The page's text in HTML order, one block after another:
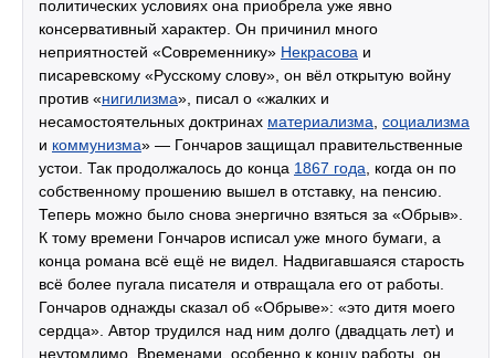
политических условиях она приобрела уже явно
консервативный характер. Он причинил много
неприятностей «Современнику» Некрасова и
писаревскому «Русскому слову», он вёл открытую войну
против «нигилизма», писал о «жалких и
несамостоятельных доктринах материализма социализма
и коммунизма» — Гончаров защищал правительственные
устои. Так продолжалось до конца 1867 года , когда он по
собственному прошению вышел в отставку, на пенсию.
Теперь можно было снова энергично взяться за «Обрыв».
К тому времени Гончаров исписал уже много бумаги, а
конца романа всё ещё не видел. Надвигавшаяся старость
всё более пугала писателя и отвращала его от работы.
Гончаров однажды сказал об «Обрыве»: «это дитя моего
сердца». Автор трудился над ним долго (двадцать лет) и
неутомлимо. Временами, особенно к концу работы, он